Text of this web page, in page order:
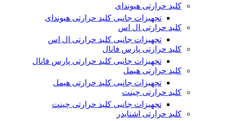
کلید حرارتی هیوندای
تجهیزات جانبی کلید حرارتی هیوندای
کلید حرارتی ال اس
تجهیزات جانبی کلید حرارتی ال اس
کلید حرارتی پارس فانال
تجهیزات جانبی کلید حرارتی پارس فانال
کلید حرارتی هیمل
تجهیزات جانبی کلید حرارتی هیمل
کلید حرارتی چینت
تجهیزات جانبی کلید حرارتی چینت
کلید حرارتی اشنایدر